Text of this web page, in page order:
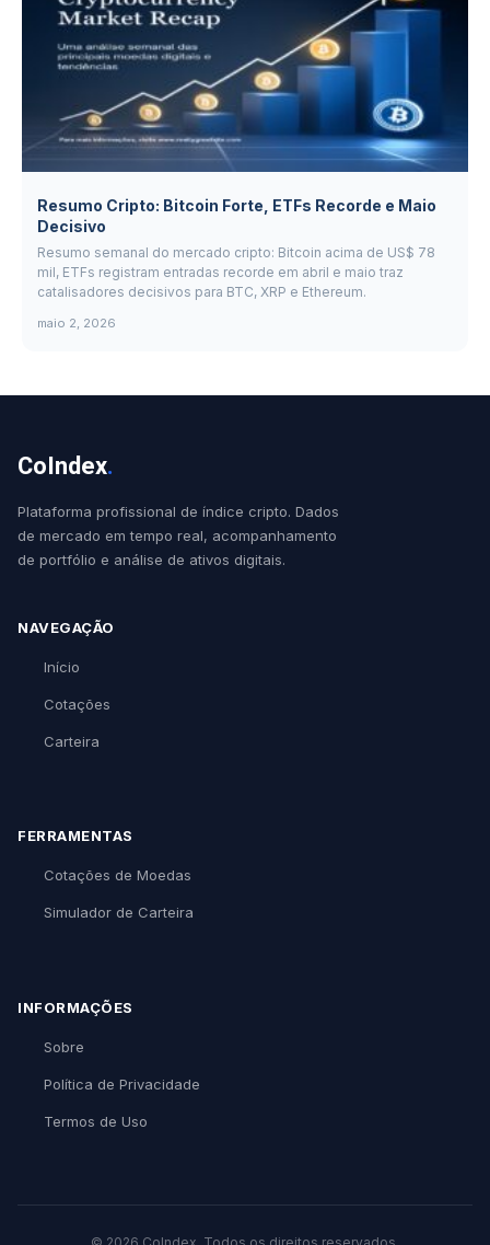
Resumo Cripto: Bitcoin Forte, ETFs Recorde e Maio
Decisivo
Resumo semanal do mercado cripto: Bitcoin acima de US$ 78
mil, ETFs registram entradas recorde em abril e maio traz
catalisadores decisivos para BTC, XRP e Ethereum.
maio 2, 2026
CoIndex.
Plataforma profissional de índice cripto. Dados
de mercado em tempo real, acompanhamento
de portfólio e análise de ativos digitais.
NAVEGAÇÃO
Início
Cotações
Carteira
FERRAMENTAS
Cotações de Moedas
Simulador de Carteira
INFORMAÇÕES
Sobre
Política de Privacidade
Termos de Uso